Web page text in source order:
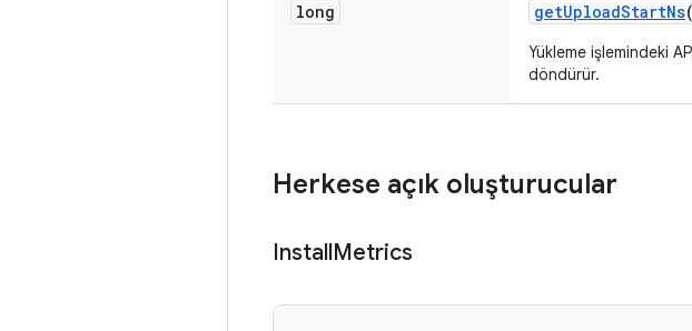
long getUploadStartNs
Yükleme işlemindeki
döndürür.
Herkese açık oluşturucular
InstallMetrics